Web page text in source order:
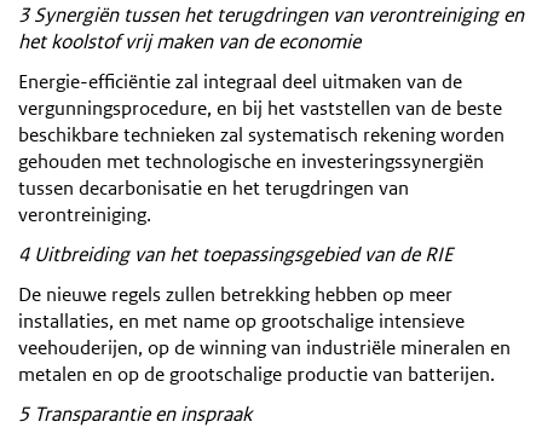
3 Synergiën tussen het terugdringen van verontreiniging en
het koolstof vrij maken van de economie
Energie-efficiëntie zal integraal deel uitmaken van de
vergunningsprocedure, en bij het vaststellen van de beste
beschikbare technieken zal systematisch rekening worden
gehouden met technologische en investeringssynergiën
tussen decarbonisatie en het terugdringen van
verontreiniging.
4 Uitbreiding van het toepassingsgebied van de RIE
De nieuwe regels zullen betrekking hebben op meer
installaties, en met name op grootschalige intensieve
veehouderijen, op de winning van industriële mineralen en
metalen en op de grootschalige productie van batterijen.
5 Transparantie en inspraak